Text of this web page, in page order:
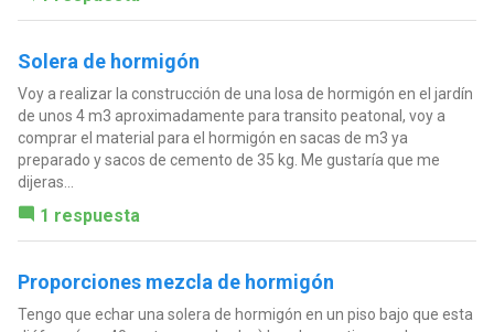
Solera de hormigón
Voy a realizar la construcción de una losa de hormigón en el jardín
de unos 4 m3 aproximadamente para transito peatonal, voy a
comprar el material para el hormigón en sacas de m3 ya
preparado y sacos de cemento de 35 kg. Me gustaría que me
dijeras...
1 respuesta
Proporciones mezcla de hormigón
Tengo que echar una solera de hormigón en un piso bajo que esta